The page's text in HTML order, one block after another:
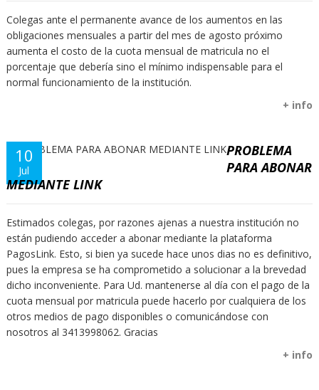
Colegas ante el permanente avance de los aumentos en las
obligaciones mensuales a partir del mes de agosto próximo
aumenta el costo de la cuota mensual de matricula no el
porcentaje que debería sino el mínimo indispensable para el
normal funcionamiento de la institución.
+ info
10
Jul
PROBLEMA
PARA ABONAR
MEDIANTE LINK
Estimados colegas, por razones ajenas a nuestra institución no
están pudiendo acceder a abonar mediante la plataforma
PagosLink. Esto, si bien ya sucede hace unos dias no es definitivo,
pues la empresa se ha comprometido a solucionar a la brevedad
dicho inconveniente. Para Ud. mantenerse al día con el pago de la
cuota mensual por matricula puede hacerlo por cualquiera de los
otros medios de pago disponibles o comunicándose con
nosotros al 3413998062. Gracias
+ info